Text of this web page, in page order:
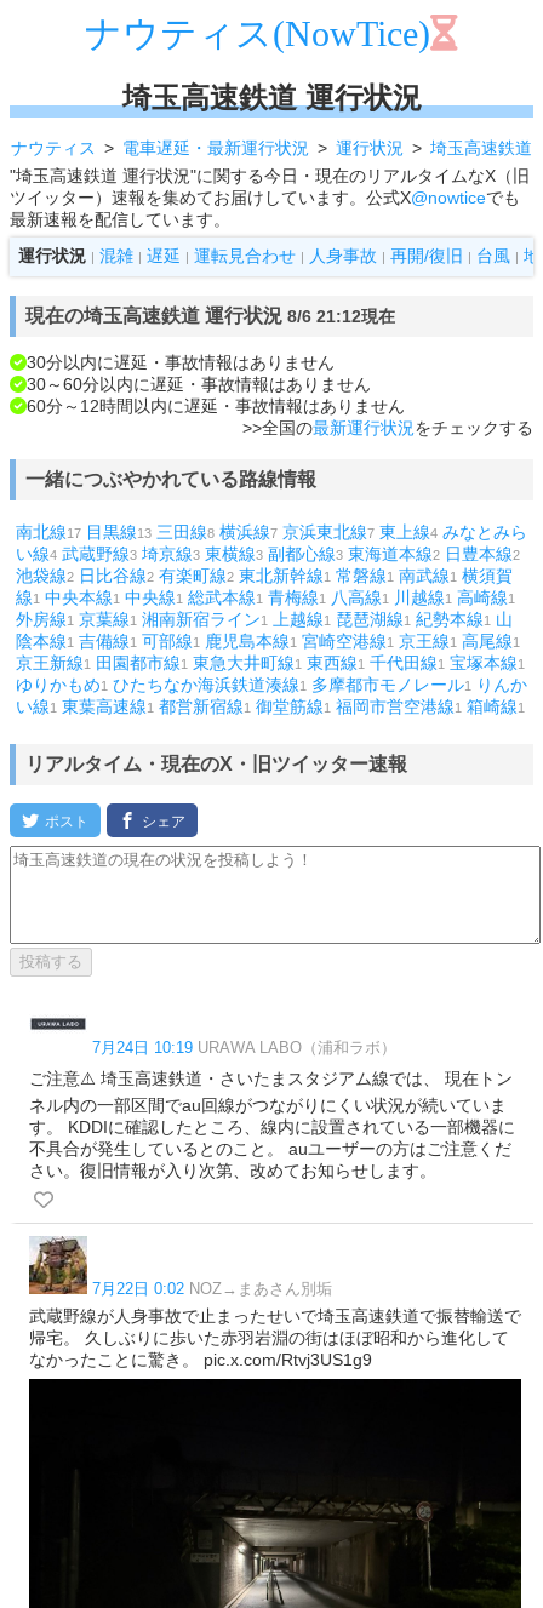
ナウティス(NowTice)
埼玉高速鉄道 運行状況
ナウティス 電車遅延・最新運行状況 運行状況
埼玉高速鉄道
"埼玉高速鉄道 運行状況"に関する今日・現在のリアルタイムなX（旧
ツイッター）速報を集めてお届けしています。公式X@nowticeでも
最新速報を配信しています。
運行状況
混雑 遅延 運転見合わせ 人身事故 再開/復旧 台風
現在の埼玉高速鉄道 運行状況 8/6 21:12現在
30分以内に遅延・事故情報はありません
30～60分以内に遅延・事故情報はありません
60分～12時間以内に遅延・事故情報はありません
>>全国の最新運行状況をチェックする
一緒につぶやかれている路線情報
南北線17 目黒線13 三田線8 横浜線7 京浜東北線7 東上線4 みなとみら
い線4 武蔵野線3 埼京線3 東横線3 副都心線3 東海道本線2 日豊本線2
池袋線2 日比谷線2 有楽町線2 東北新幹線1 常磐線1 南武線1 横須賀
線1 中央本線1 中央線1 総武本線1 青梅線1 八高線1 川越線1 高崎線1
外房線1 京葉線1 湘南新宿ライン1 上越線1 琵琶湖線1 紀勢本線1 山
陰本線1 吉備線1 可部線1 鹿児島本線1 宮崎空港線1 京王線1 高尾線1
京王新線1 田園都市線1 東急大井町線1 東西線1 千代田線1 宝塚本線1
ゆりかもめ1 ひたちなか海浜鉄道湊線1 多摩都市モノレール1 りんか
い線1 東葉高速線1 都営新宿線1 御堂筋線1 福岡市営空港線1 箱崎線1
リアルタイム・現在のX・旧ツイッター速報
7月24日 10:19 URAWA LABO（浦和ラボ）
ご注意⚠️ 埼玉高速鉄道・さいたまスタジアム線では、 現在トン
ネル内の一部区間でau回線がつながりにくい状況が続いていま
す。 KDDIに確認したところ、線内に設置されている一部機器に
不具合が発生しているとのこと。 auユーザーの方はご注意くだ
さい。復旧情報が入り次第、改めてお知らせします。
7月22日 0:02 NOZ→まあさん別垢
武蔵野線が人身事故で止まったせいで埼玉高速鉄道で振替輸送で
帰宅。 久しぶりに歩いた赤羽岩淵の街はほぼ昭和から進化して
なかったことに驚き。 pic.x.com/Rtvj3US1g9